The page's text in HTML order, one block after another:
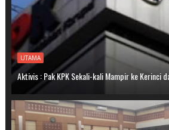
UTAMA
Aktivis : Pak KPK Sekali-kali Mampir ke Kerinci